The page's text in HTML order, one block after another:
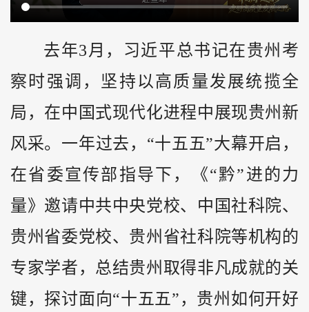
去年3月，习近平总书记在贵州 考
察时强调，坚持以高质量发展统揽全
局，在中国式现代化进程中展现贵州新
风采。一年过去，“十五五”大幕开启，
在省委宣传部指导下，《“黔”进的力
量》邀请中共中央党校、中国社科院、
贵州省委党校、贵州省社科院等机构的
专家学者，总结贵州取得非凡成就的关
键，探讨面向“十五五”，贵州如何开好